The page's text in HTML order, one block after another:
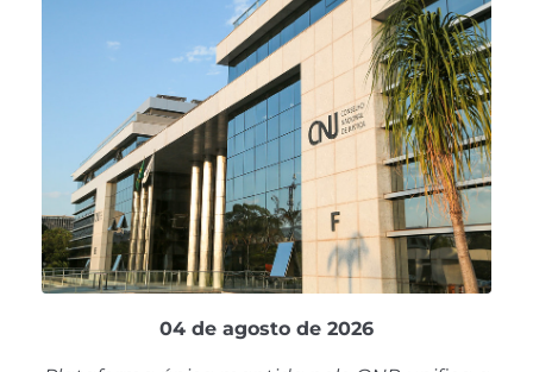
04 de agosto de 2026